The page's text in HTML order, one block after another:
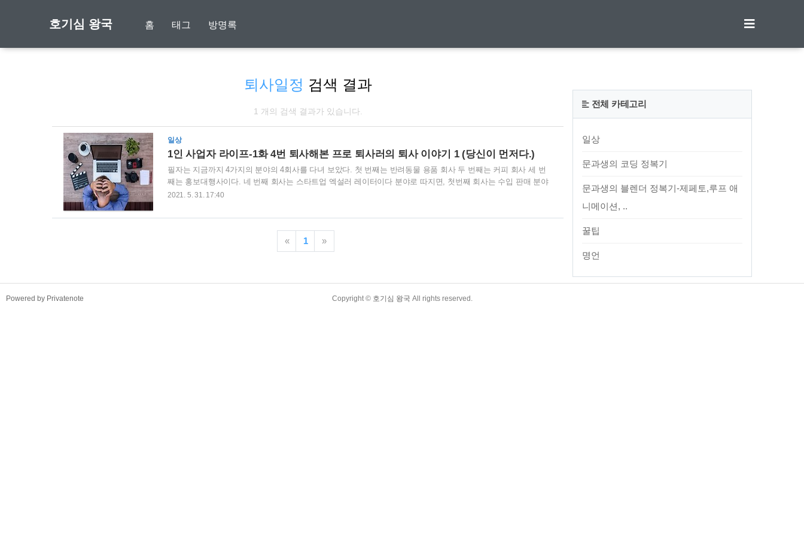
호기심 왕국 홈 태그 방명록
퇴사일정 검색 결과
1 개의 검색 결과가 있습니다.
일상
1인 사업자 라이프-1화 4번 퇴사해본 프로 퇴사러의 퇴사 이야기 1 (당신이 먼저다.)
필자는 지금까지 4가지의 분야의 4회사를 다녀 보았다. 첫 번째는 반려동물 용품 회사 두 번째는 커피 회사 세 번
째는 홍보대행사이다. 네 번째 회사는 스타트업 엑설러 레이터이다 분야로 따지면, 첫번째 회사는 수입 판매 분야
두 번째 회사는 서비스 분야 세 번째 회사는 홍보 분야 네 번째 회사는 사업빌딩 분야라고 할 수 있다. 입사도 네
글을 보고 있다면, 분명 그 퇴사 때문에 일 것이다. 네 번이라는 퇴사를 거친 내가 당신에게 하고 싶은 말은 우선,
분명하다. 당신외의 그 누구도, 당신의 상황을 100% 이해하지 못한다. 많은 사람들이 퇴사라는 이야기를 꺼내면
2021. 5. 31. 17:40
« 1 »
전체 카테고리
일상
문과생의 코딩 정복기
문과생의 블렌더 정복기-제페토,루프 애
니메이션, ..
꿀팁
명언
Powered by Privatenote Copyright © 호기심 왕국 All rights reserved.
TistoryWhaleSkin3.4